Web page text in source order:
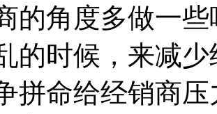
的角度多做一
的时候，来减
拼命给经销商